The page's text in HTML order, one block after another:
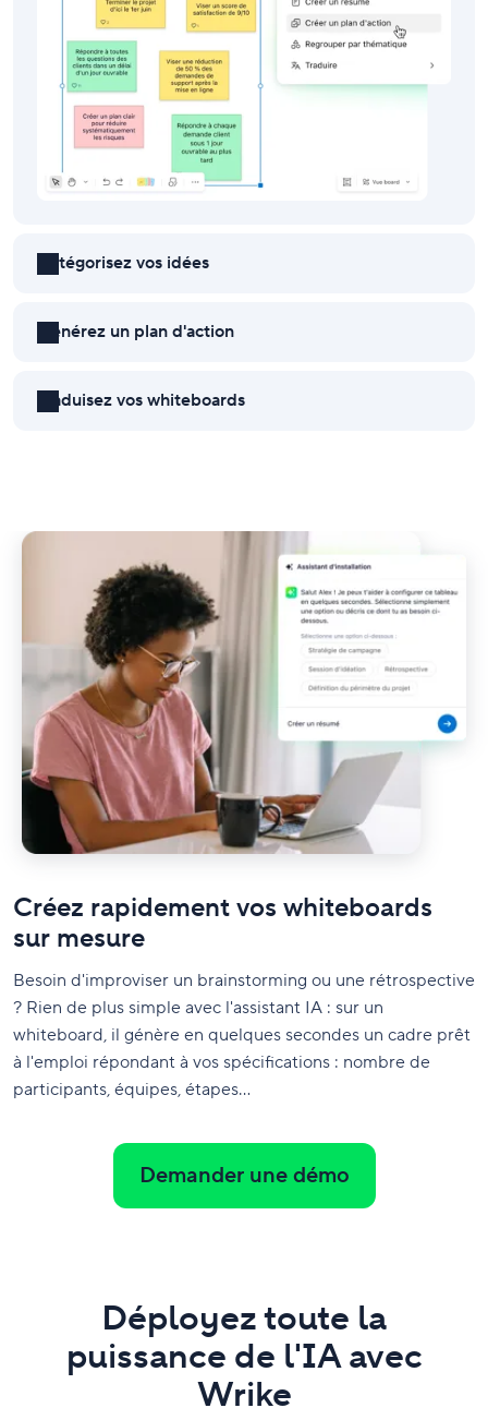
Catégorisez vos idées
Générez un plan d'action
Traduisez vos whiteboards
Créez rapidement vos whiteboards
sur mesure
Besoin d'improviser un brainstorming ou une rétrospective
? Rien de plus simple avec l'assistant IA : sur un
whiteboard, il génère en quelques secondes un cadre prêt
à l'emploi répondant à vos spécifications : nombre de
participants, équipes, étapes…
Demander une démo
Déployez toute la
puissance de l'IA avec
Wrike